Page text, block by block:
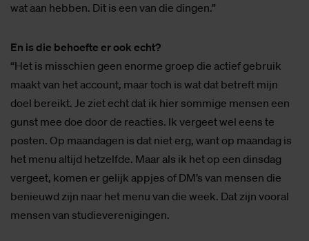
wat aan hebben. Dit is een van die dingen.”
En is die behoefte er ook echt?
“Het is misschien geen enorme groep die actief gebruik
maakt van het account, maar toch is wat dat betreft mijn
doel bereikt. Je ziet echt dat ik hier sommige mensen een
gunst mee doe door de reacties. Ik vergeet wel eens te
posten. Op maandagen is dat niet erg, want op maandag is
het menu altijd hetzelfde. Maar als ik het op een dinsdag
vergeet, komen er gelijk appjes of DM’s van mensen die
benieuwd zijn naar het menu van die week. Dat zijn vooral
mensen van studieverenigingen.